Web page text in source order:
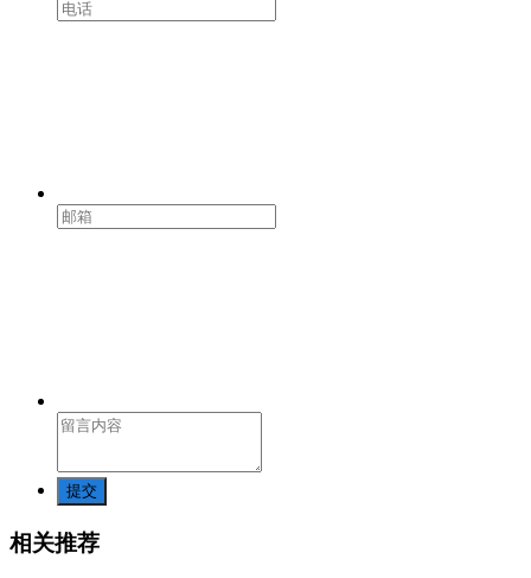
提交
相关推荐